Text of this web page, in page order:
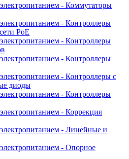
- Коммутаторы
- Контроллеры
PoE
- Контроллеры
- Контроллеры
- Контроллеры с
диоды
- Контроллеры
- Коррекция
- Линейные и
- Опорное